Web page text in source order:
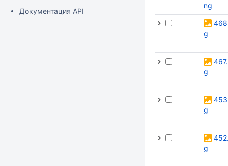
Документация API
ng
g
g
g
g